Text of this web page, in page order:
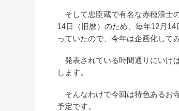
そして忠臣蔵で有名な赤穂浪士
14日（旧暦）のため、毎年12月
っていたので、今年は企画化して
発表されている時間通りにいけ
します。
そんなわけで今回は特色あるお
予定です。